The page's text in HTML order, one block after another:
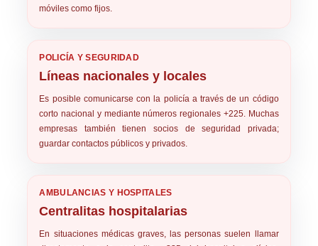
móviles como fijos.
POLICÍA Y SEGURIDAD
Líneas nacionales y locales
Es posible comunicarse con la policía a través de un código
corto nacional y mediante números regionales +225. Muchas
empresas también tienen socios de seguridad privada;
guardar contactos públicos y privados.
AMBULANCIAS Y HOSPITALES
Centralitas hospitalarias
En situaciones médicas graves, las personas suelen llamar